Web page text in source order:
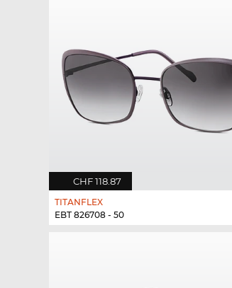
CHF 118.87
TITANFLEX
EBT 826708 - 50